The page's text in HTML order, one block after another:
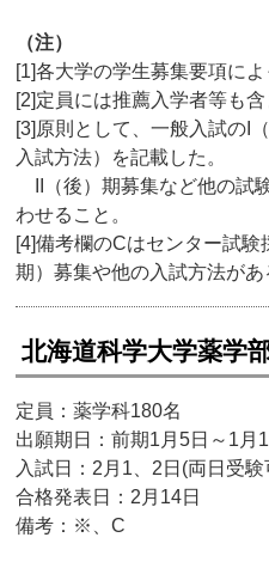
（注）
[1]各大学の学生募集要項によ
[2]定員には推薦入学者等も含
[3]原則として、一般入試のI
入試方法）を記載した。
II（後）期募集など他の試
わせること。
[4]備考欄のCはセンター試
期）募集や他の入試方法があ
北海道科学大学薬学
定員：薬学科180名
出願期日：前期1月5日～1月
入試日：2月1、2日(両日受験
合格発表日：2月14日
備考：※、C